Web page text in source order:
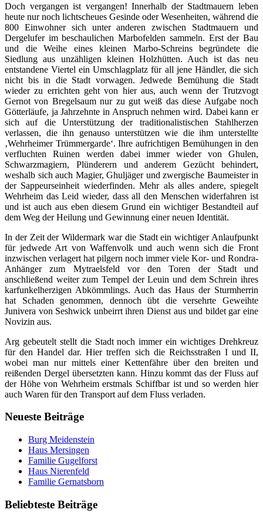
Doch vergangen ist vergangen! Innerhalb der Stadtmauern leben
heute nur noch lichtscheues Gesinde oder Wesenheiten, während die
800 Einwohner sich unter anderen zwischen Stadtmauern und
Dergelufer im beschaulichen Marbofelden sammeln. Erst der Bau
und die Weihe eines kleinen Marbo-Schreins begründete die
Siedlung aus unzähligen kleinen Holzhütten. Auch ist das neu
entstandene Viertel ein Umschlagplatz für all jene Händler, die sich
nicht bis in die Stadt vorwagen. Jedwede Bemühung die Stadt
wieder zu errichten geht von hier aus, auch wenn der Trutzvogt
Gernot von Bregelsaum nur zu gut weiß das diese Aufgabe noch
Götterläufe, ja Jahrzehnte in Anspruch nehmen wird. Dabei kann er
sich auf die Unterstützung der traditionalistischen Stahlherzen
verlassen, die ihn genauso unterstützen wie die ihm unterstellte
‚Wehrheimer Trümmergarde‘. Ihre aufrichtigen Bemühungen in den
verfluchten Ruinen werden dabei immer wieder von Ghulen,
Schwarzmagiern, Plünderern und anderem Gezücht behindert,
weshalb sich auch Magier, Ghuljäger und zwergische Baumeister in
der Sappeurseinheit wiederfinden. Mehr als alles andere, spiegelt
Wehrheim das Leid wieder, dass all den Menschen widerfahren ist
und ist auch aus eben diesem Grund ein wichtiger Bestandteil auf
dem Weg der Heilung und Gewinnung einer neuen Identität.
In der Zeit der Wildermark war die Stadt ein wichtiger Anlaufpunkt
für jedwede Art von Waffenvolk und auch wenn sich die Front
inzwischen verlagert hat pilgern noch immer viele Kor- und Rondra-
Anhänger zum Mytraelsfeld vor den Toren der Stadt und
anschließend weiter zum Tempel der Leuin und dem Schrein ihres
karfunkelherzigen Abkömmlings. Auch das Haus der Sturmherrin
hat Schaden genommen, dennoch übt die versehrte Geweihte
Junivera von Seshwick unbeirrt ihren Dienst aus und bildet gar eine
Novizin aus.
Arg gebeutelt stellt die Stadt noch immer ein wichtiges Drehkreuz
für den Handel dar. Hier treffen sich die Reichsstraßen I und II,
wobei man nur mittels einer Kettenfähre über den breiten und
reißenden Dergel übersetzten kann. Hinzu kommt das der Fluss auf
der Höhe von Wehrheim erstmals Schiffbar ist und so werden hier
auch Waren für den Transport auf dem Fluss verladen.
Neueste Beiträge
Burg Meidenstein
Haus Mersingen
Familie Gugelforst
Haus Nierenfeld
Familie Gernatsborn
Beliebteste Beiträge